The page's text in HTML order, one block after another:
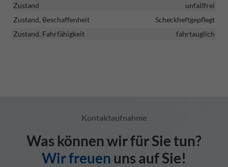
Zustand
unfallfrei
Zustand, Beschaffenheit
Scheckheftgepflegt
Zustand, Fahrfähigkeit
fahrtauglich
Kontaktaufnahme
Was können wir für Sie tun?
Wir freuen uns auf Sie!